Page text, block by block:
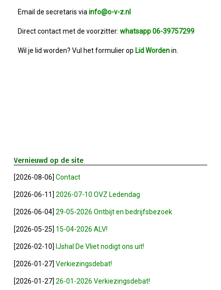
Statuten
Geslaagde Nieuwjaarsreceptie OVZ
Bezoek Aan Mike Van Bemmelen
2025-01-02 Van De Voorzitter
Winkeltijden Verruimd
Email de secretaris via info@o-v-z.nl
Direct contact met de voorzitter: whatsapp 06-39757299
Wil je lid worden? Vul het formulier op Lid Wordenin.
Vernieuwd op de site
[2026-08-06] Contact
[2026-06-11] 2026-07-10 OVZ Ledendag
[2026-06-04] 29-05-2026 Ontbijt en bedrijfsbezoek
[2026-05-25] 15-04-2026 ALV!
[2026-02-10] IJshal De Vliet nodigt ons uit!
[2026-01-27] Verkiezingsdebat!
[2026-01-27] 26-01-2026 Verkiezingsdebat!